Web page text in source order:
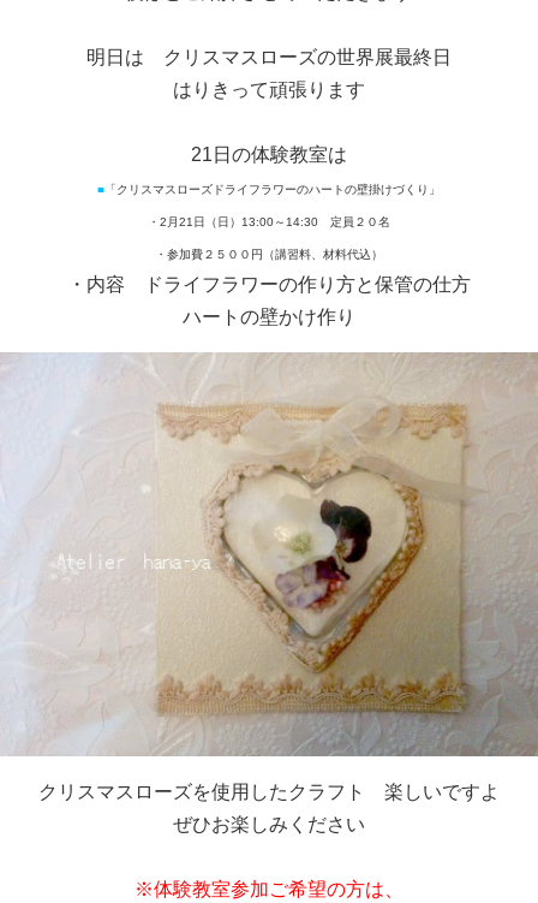
明日は クリスマスローズの世界展最終日
はりきって頑張ります
21日の体験教室は
■ 「クリスマスローズドライフラワーのハートの壁掛けづくり」
・2月21日（日）13:00～14:30 定員２０名
・参加費２５００円（講習料、材料代込）
・内容 ドライフラワーの作り方と保管の仕方
ハートの壁かけ作り
クリスマスローズを使用したクラフト 楽しいですよ
ぜひお楽しみください
※体験教室参加ご希望の方は、